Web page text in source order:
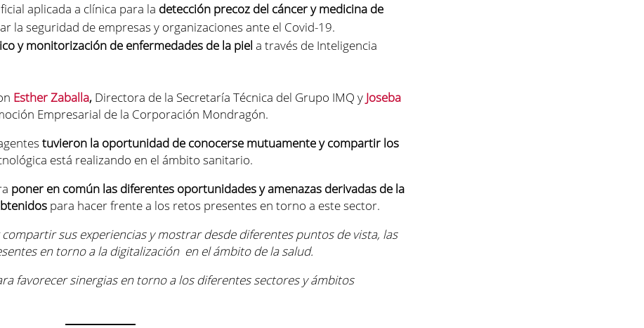
aplicada a clínica para la detección precoz del cáncer y medicina de
la seguridad de empresas y organizaciones ante el Covid-19.
y monitorización de enfermedades de la piel a través de Inteligencia
Esther Zaballa, Directora de la Secretaría Técnica del Grupo IMQ y Joseba
Empresarial de la Corporación Mondragón.
tuvieron la oportunidad de conocerse mutuamente y compartir los
está realizando en el ámbito sanitario.
poner en común las diferentes oportunidades y amenazas derivadas de la
para hacer frente a los retos presentes en torno a este sector.
sus experiencias y mostrar desde diferentes puntos de vista, las
en torno a la digitalización en el ámbito de la salud.
favorecer sinergias en torno a los diferentes sectores y ámbitos